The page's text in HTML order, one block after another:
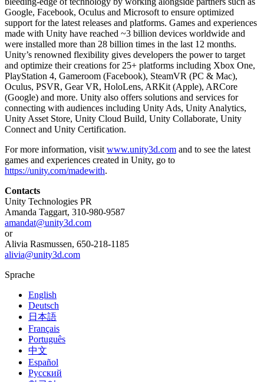
Google, Facebook, Oculus and Microsoft to ensure optimized
support for the latest releases and platforms. Games and experiences
made with Unity have reached ~3 billion devices worldwide and
were installed more than 28 billion times in the last 12 months.
Unity’s renowned flexibility gives developers the power to target
and optimize their creations for 25+ platforms including Xbox One,
PlayStation 4, Gameroom (Facebook), SteamVR (PC & Mac),
Oculus, PSVR, Gear VR, HoloLens, ARKit (Apple), ARCore
(Google) and more. Unity also offers solutions and services for
connecting with audiences including Unity Ads, Unity Analytics,
Unity Asset Store, Unity Cloud Build, Unity Collaborate, Unity
Connect and Unity Certification.
For more information, visit www.unity3d.com and to see the latest
games and experiences created in Unity, go to
https://unity.com/madewith.
Contacts
Unity Technologies PR
Amanda Taggart, 310-980-9587
amandat@unity3d.com
or
Alivia Rasmussen, 650-218-1185
alivia@unity3d.com
Sprache
English
Deutsch
日本語
Français
Português
中文
Español
Русский